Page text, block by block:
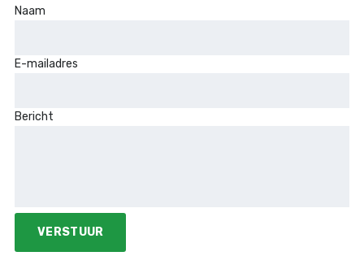
Naam
E-mailadres
Bericht